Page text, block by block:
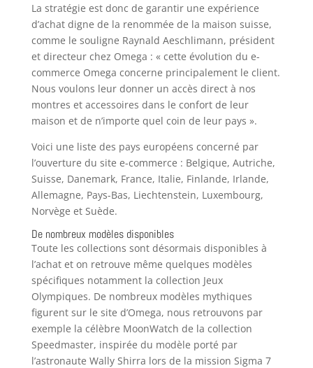
La stratégie est donc de garantir une expérience
d’achat digne de la renommée de la maison suisse,
comme le souligne Raynald Aeschlimann, président
et directeur chez Omega : « cette évolution du e-
commerce Omega concerne principalement le client.
Nous voulons leur donner un accès direct à nos
montres et accessoires dans le confort de leur
maison et de n’importe quel coin de leur pays ».
Voici une liste des pays européens concerné par
l’ouverture du site e-commerce : Belgique, Autriche,
Suisse, Danemark, France, Italie, Finlande, Irlande,
Allemagne, Pays-Bas, Liechtenstein, Luxembourg,
Norvège et Suède.
De nombreux modèles disponibles
Toute les collections sont désormais disponibles à
l’achat et on retrouve même quelques modèles
spécifiques notamment la collection Jeux
Olympiques. De nombreux modèles mythiques
figurent sur le site d’Omega, nous retrouvons par
exemple la célèbre MoonWatch de la collection
Speedmaster, inspirée du modèle porté par
l’astronaute Wally Shirra lors de la mission Sigma 7